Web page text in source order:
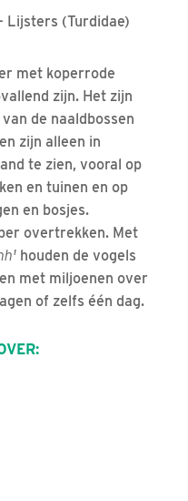
Lijsters (Turdidae)
met koperrode
zijn. Het zijn
de naaldbossen
zijn alleen in
te zien, vooral op
en tuinen en op
en bosjes.
overtrekken. Met
houden de vogels
met miljoenen over
of zelfs één dag.